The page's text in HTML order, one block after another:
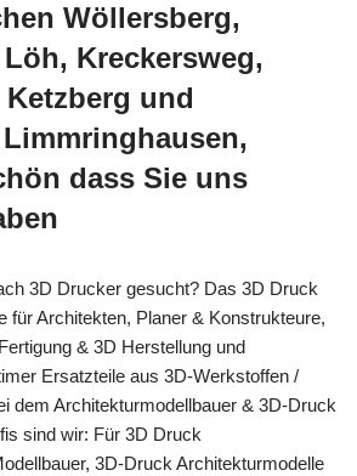
Wöllersberg,
Kreckersweg,
und
dass Sie uns
3D Drucker gesucht? Das 3D Druck
für Architekten, Planer & Konstrukteure,
& 3D Herstellung und
Ersatzteile aus 3D-Werkstoffen /
dem Architekturmodellbauer & 3D-Druck
sind wir: Für 3D Druck
3D-Druck Architekturmodelle